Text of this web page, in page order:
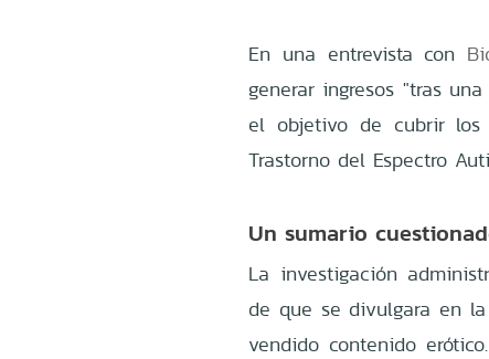
En una entrevista con
generar ingresos "tras
el objetivo de cubrir
Trastorno del Espectro
Un sumario
La investigación
de que se divulgara en
vendido contenido